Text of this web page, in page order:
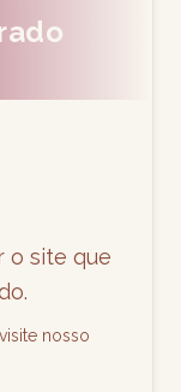
o site que
nosso